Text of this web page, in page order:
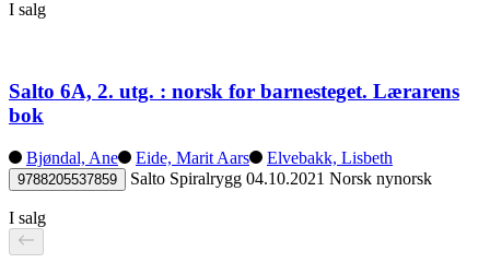
I salg
Salto 6A, 2. utg. : norsk for barnesteget. Lærarens
bok
Bjøndal, Ane Eide, Marit Aars Elvebakk, Lisbeth
9788205537859 Salto Spiralrygg 04.10.2021 Norsk nynorsk
I salg